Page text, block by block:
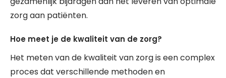
zorg aan patiënten.
Hoe meet je de kwaliteit van de zorg?
Het meten van de kwaliteit van zorg is een complex
proces dat verschillende methoden en